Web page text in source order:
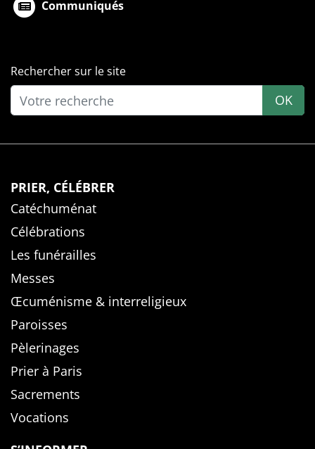
Communiqués
Rechercher sur le site
OK
PRIER, CÉLÉBRER
Catéchuménat
Célébrations
Les funérailles
Messes
Œcuménisme & interreligieux
Paroisses
Pèlerinages
Prier à Paris
Sacrements
Vocations